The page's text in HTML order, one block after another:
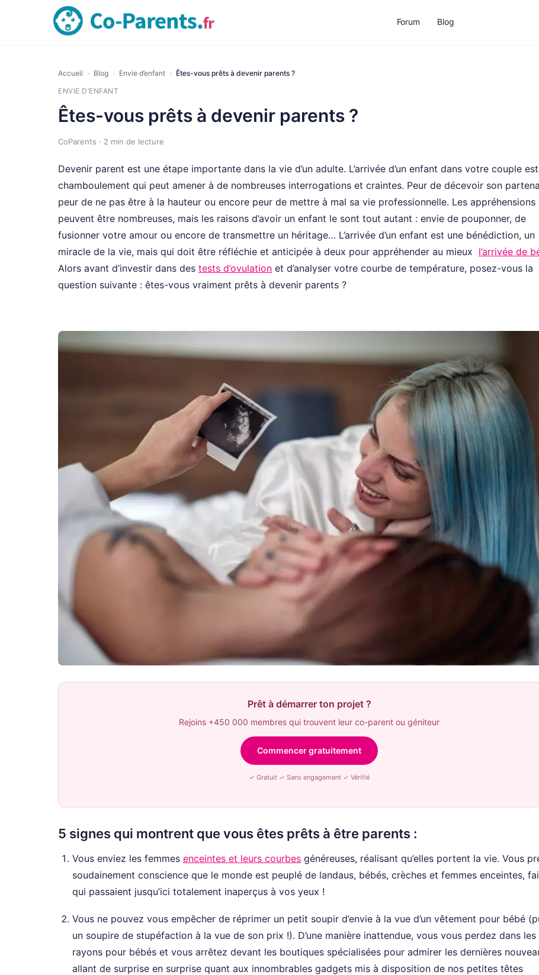
Forum Blog
Accueil › Blog › Envie d’enfant › Êtes-vous prêts à devenir parents ?
ENVIE D’ENFANT
Êtes-vous prêts à devenir parents ?
CoParents · 2 min de lecture
Devenir parent est une étape importante dans la vie d’un adulte. L’arrivée d’un enfant dans votre couple
chamboulement qui peut amener à de nombreuses interrogations et craintes. Peur de décevoir son
peur de ne pas être à la hauteur ou encore peur de mettre à mal sa vie professionnelle. Les appréhensions
peuvent être nombreuses, mais les raisons d’avoir un enfant le sont tout autant : envie de pouponner, de
fusionner votre amour ou encore de transmettre un héritage… L’arrivée d’un enfant est une bénédiction, un
miracle de la vie, mais qui doit être réfléchie et anticipée à deux pour appréhender au mieux l’arrivée de
Alors avant d’investir dans des tests d’ovulation et d’analyser votre courbe de température, posez-vous la
question suivante : êtes-vous vraiment prêts à devenir parents ?
Prêt à démarrer ton projet ?
Rejoins +450 000 membres qui trouvent leur co-parent ou géniteur
Commencer gratuitement
✓ Gratuit ✓ Sans engagement ✓ Vérifié
5 signes qui montrent que vous êtes prêts à être parents :
Vous enviez les femmes enceintes et leurs courbes généreuses, réalisant qu’elles portent la vie. Vous
soudainement conscience que le monde est peuplé de landaus, bébés, crèches et femmes enceintes,
qui passaient jusqu’ici totalement inaperçus à vos yeux !
Vous ne pouvez vous empêcher de réprimer un petit soupir d’envie à la vue d’un vêtement pour bébé
un soupire de stupéfaction à la vue de son prix !). D’une manière inattendue, vous vous perdez dans les
rayons pour bébés et vous arrêtez devant les boutiques spécialisées pour admirer les dernières
allant de surprise en surprise quant aux innombrables gadgets mis à disposition de nos petites têtes